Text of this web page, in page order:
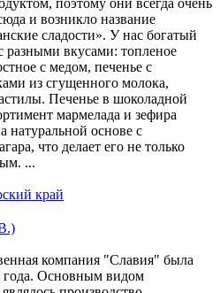
и возникло название
сладости». У нас богатый
разными вкусами: топленое
с медом, печенье с
из сгущенного молока,
Печенье в шоколадной
мармелада и зефира
натуральной основе с
что делает его не только
...
край
компания "Славия" была
года. Основным видом